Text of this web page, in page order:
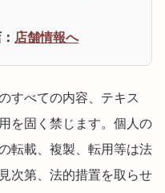
店舗情報へ
すべての内容、テキス
を固く禁じます。個人の
転載、複製、転用等は法
次第、法的措置を取らせ